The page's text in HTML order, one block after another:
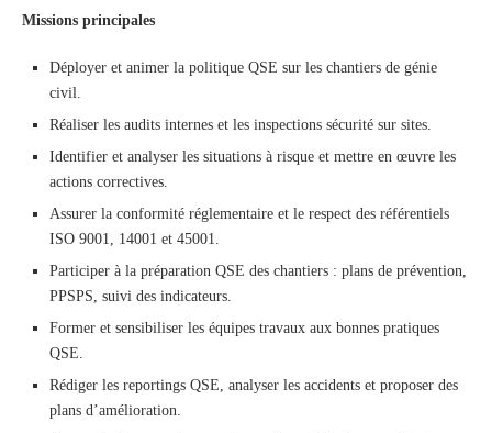
Missions principales
Déployer et animer la politique QSE sur les chantiers de génie
civil.
Réaliser les audits internes et les inspections sécurité sur sites.
Identifier et analyser les situations à risque et mettre en œuvre les
actions correctives.
Assurer la conformité réglementaire et le respect des référentiels
ISO 9001, 14001 et 45001.
Participer à la préparation QSE des chantiers : plans de prévention,
PPSPS, suivi des indicateurs.
Former et sensibiliser les équipes travaux aux bonnes pratiques
QSE.
Rédiger les reportings QSE, analyser les accidents et proposer des
plans d’amélioration.